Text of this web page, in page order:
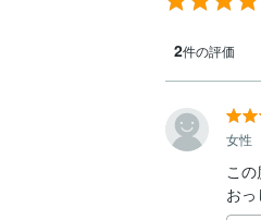
2件の評価
女性
こ
お